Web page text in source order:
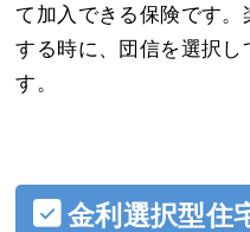
て加入できる保険です
する時に、団信を選択し
す。
金利選択型住